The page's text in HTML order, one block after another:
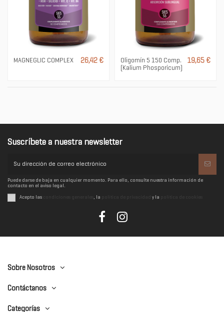
MAGNEGLIC COMPLEX 26,42 €
Oligomín 5 150 Comp.
(Kalium Phosporicum)
19,65 €
Suscríbete a nuestra newsletter
Puede darse de baja en cualquier momento. Para ello, consulte nuestra información de
contacto en el aviso legal.
Acepto las , la y la
Sobre Nosotros
Contáctanos
Categorías